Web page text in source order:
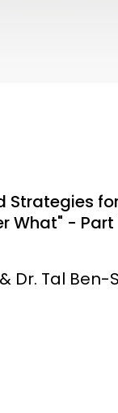
Strategies
What" - Part
Dr. Tal Ben-